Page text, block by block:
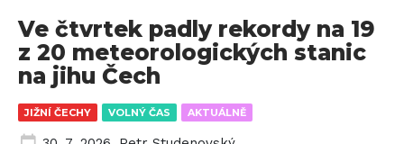
JIŽNÍ ČECHY VOLNÝ ČAS AKTUÁLNĚ
Ve čtvrtek padly rekordy na 19
z 20 meteorologických stanic
na jihu Čech